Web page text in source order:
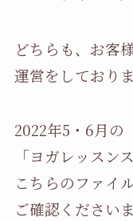
どちらも、お客
運営をしておりま
2022年5・6月の
「ヨガレッスン
こちらのファイ
ご確認くださいま